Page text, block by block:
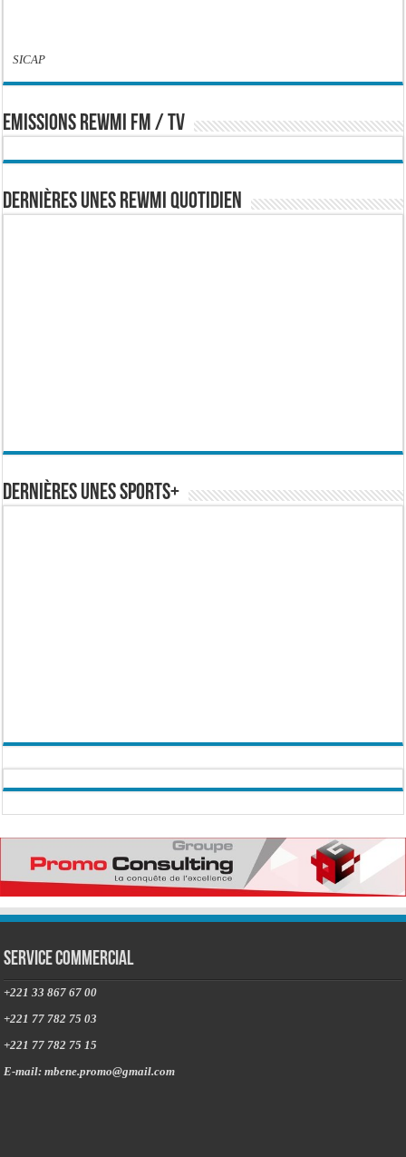
SICAP
EMISSIONS REWMI FM / TV
Dernières Unes Rewmi Quotidien
Dernières Unes Sports+
Service commercial
+221 33 867 67 00
+221 77 782 75 03
+221 77 782 75 15
E-mail: mbene.promo@gmail.com